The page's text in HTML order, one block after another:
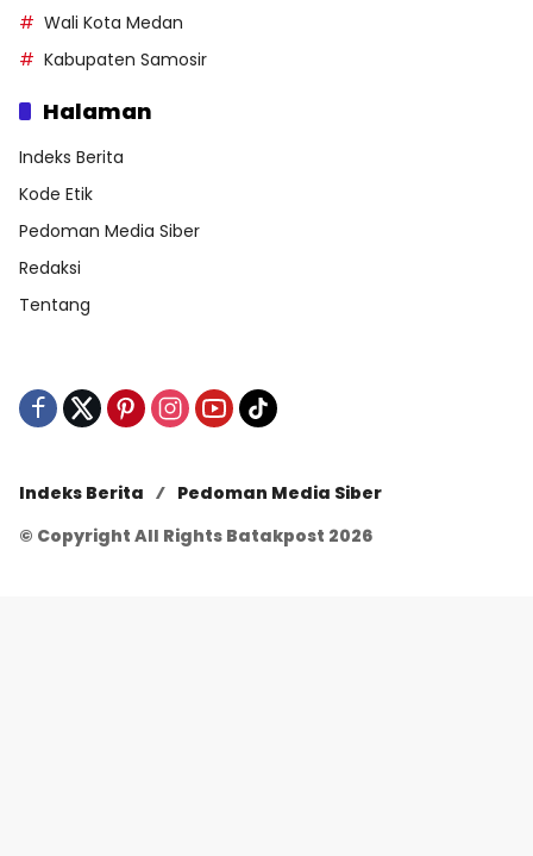
Wali Kota Medan
Kabupaten Samosir
Halaman
Indeks Berita
Kode Etik
Pedoman Media Siber
Redaksi
Tentang
Indeks Berita
Pedoman Media Siber
© Copyright All Rights Batakpost 2026